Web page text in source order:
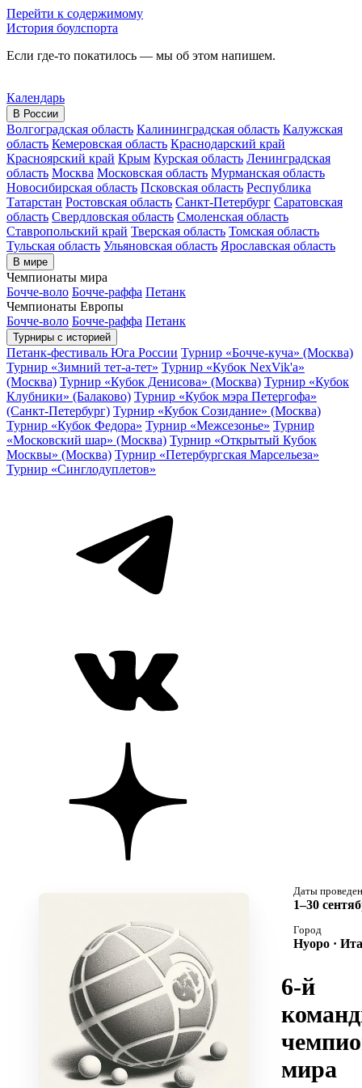
Перейти к содержимому
История боулспорта
Если где-то покатилось — мы об этом напишем.
Календарь
В России
Волгоградская область Калининградская область Калужская
область Кемеровская область Краснодарский край
Красноярский край Крым Курская область Ленинградская
область Москва Московская область Мурманская область
Новосибирская область Псковская область Республика
Татарстан Ростовская область Санкт-Петербург Саратовская
область Свердловская область Смоленская область
Ставропольский край Тверская область Томская область
Тульская область Ульяновская область Ярославская область
В мире
Чемпионаты мира
Бочче-воло Бочче-раффа Петанк
Чемпионаты Европы
Бочче-воло Бочче-раффа Петанк
Турниры с историей
Петанк-фестиваль Юга России Турнир «Бочче-куча» (Москва)
Турнир «Зимний тет-а-тет» Турнир «Кубок NexVik'a»
(Москва) Турнир «Кубок Денисова» (Москва) Турнир «Кубок
Клубники» (Балаково) Турнир «Кубок мэра Петергофа»
(Санкт-Петербург) Турнир «Кубок Созидание» (Москва)
Турнир «Кубок Федора» Турнир «Межсезонье» Турнир
«Московский шар» (Москва) Турнир «Открытый Кубок
Москвы» (Москва) Турнир «Петербургская Марсельеза»
Турнир «Синглодуплетов»
Даты
1–30
Город
Нуоро ·
6-й
мира